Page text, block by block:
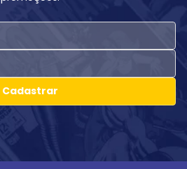
Cadastrar